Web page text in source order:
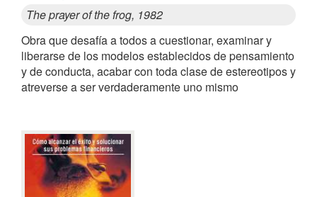
The prayer of the frog, 1982
Obra que desafía a todos a cuestionar, examinar y
liberarse de los modelos establecidos de pensamiento
y de conducta, acabar con toda clase de estereotipos y
atreverse a ser verdaderamente uno mismo